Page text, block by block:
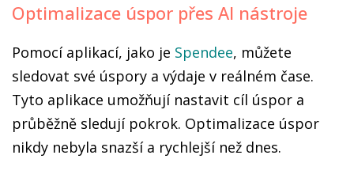
Optimalizace úspor přes AI nástroje
Pomocí aplikací, jako je Spendee, můžete
sledovat své úspory a výdaje v reálném čase.
Tyto aplikace umožňují nastavit cíl úspor a
průběžně sledují pokrok. Optimalizace úspor
nikdy nebyla snazší a rychlejší než dnes.